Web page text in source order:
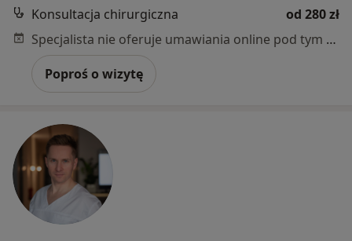
Konsultacja chirurgiczna
od 280 zł
Specjalista nie oferuje umawiania online pod tym adresem.
Poproś o wizytę